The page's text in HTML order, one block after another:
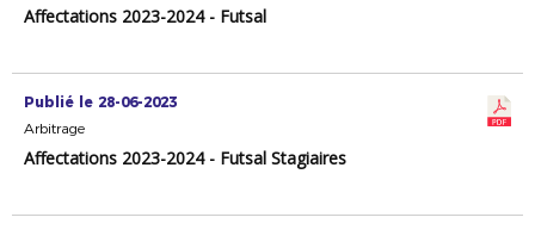
Affectations 2023-2024 - Futsal
Publié le 28-06-2023
Arbitrage
Affectations 2023-2024 - Futsal Stagiaires